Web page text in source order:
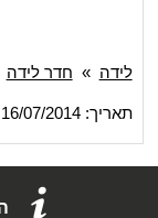
לידה » חדר לידה
תאריך: 16/07/2014 16:48